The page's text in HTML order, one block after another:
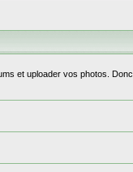
et uploader vos photos. Donc